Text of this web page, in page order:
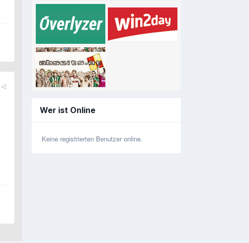
Wer ist Online
Keine registrierten Benutzer online.